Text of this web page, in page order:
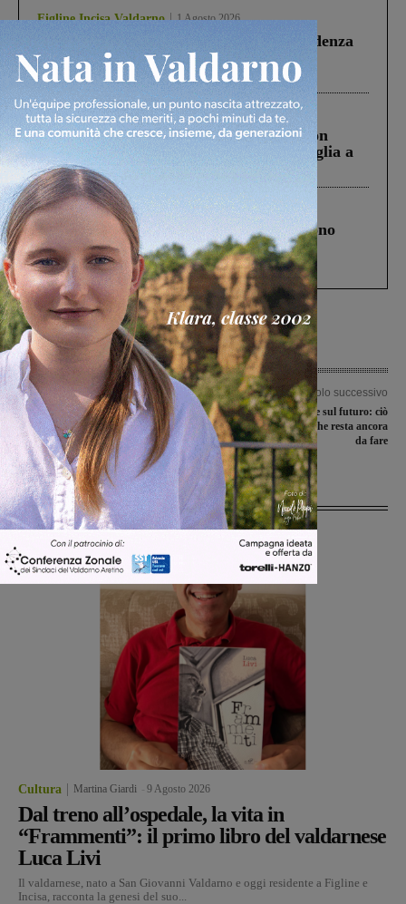
Figline Incisa Valdarno 1 Agosto 2026
Piscina di Figline finanziata oltre la scadenza
Pnrr, il gruppo di Fratelli d’Italia: “Un
ringraziamento al Governo”
Cronaca 3 Agosto 2026
Scomparso da una struttura di Castiglion
Fiorentino l’uomo che aveva ucciso la figlia a
Levane nel 2020
Cronaca 4 Agosto 2026
Un anno fa la strage in A1 in cui morirono
Gianni, Giulia e Franco. Lo schianto, il
processo, lo stop ai sorpassi fra tir....
Articolo precedente
Botti di capodanno, non passa la
mozione per vietarli: astenuta la
maggioranza
Articolo successivo
Il punto sul passato e sul futuro: ciò
che è stato fatto e ciò che resta ancora
da fare
Ultime Notizie
Cultura Martina Giardi 9 Agosto 2026
Dal treno all’ospedale, la vita in
“Frammenti”: il primo libro del valdarnese
Luca Livi
Il valdarnese, nato a San Giovanni Valdarno e oggi residente a Figline e
Incisa, racconta la genesi del suo...